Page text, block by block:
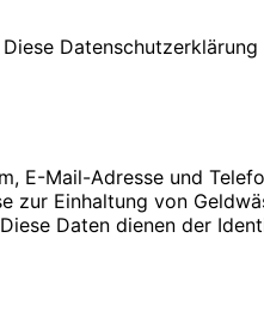
E-Mail-Adresse und
zur Einhaltung von
Daten dienen der